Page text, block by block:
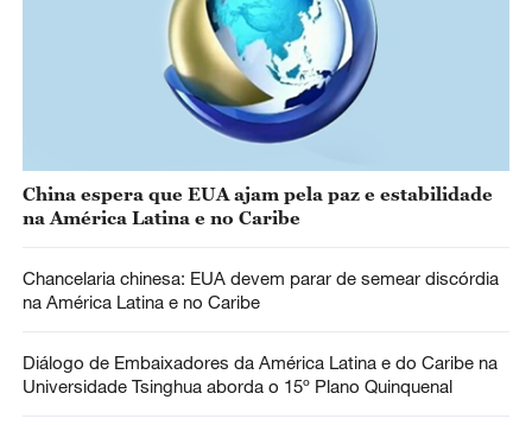
China espera que EUA ajam pela paz e estabilidade
na América Latina e no Caribe
Chancelaria chinesa: EUA devem parar de semear discórdia
na América Latina e no Caribe
Diálogo de Embaixadores da América Latina e do Caribe na
Universidade Tsinghua aborda o 15º Plano Quinquenal